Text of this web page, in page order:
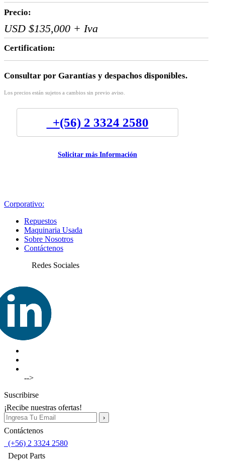
Precio:
USD $135,000 + Iva
Certification:
Consultar por Garantías y despachos disponibles.
Los precios están sujetos a cambios sin previo aviso.
+(56) 2 3324 2580
Solicitar más Información
Corporativo:
Repuestos
Maquinaria Usada
Sobre Nosotros
Contáctenos
Redes Sociales
-->
Suscribirse
¡Recibe nuestras ofertas!
Contáctenos
(+56) 2 3324 2580
Depot Parts